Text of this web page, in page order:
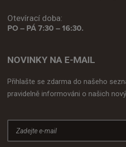
Otevírací doba:
PO – PÁ 7:30 – 16:30.
NOVINKY NA E-MAIL
Přihlašte se zdarma do našeho
pravidelně informováni o našich